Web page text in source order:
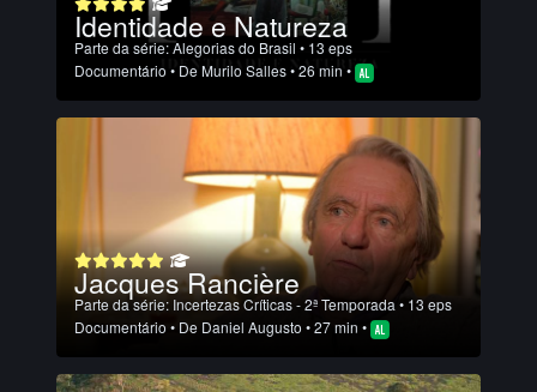
Identidade e Natureza
Parte da série:Alegorias do Brasil • 13 eps
Documentário • DeMurilo Salles• 26 min •
Jacques Rancière
Parte da série: Incertezas Críticas - 2ª Temporada • 13 eps
Documentário • De Daniel Augusto • 27 min •